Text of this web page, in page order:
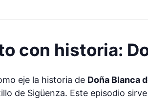
con historia:
eje la historia de Doña Blanca
de Sigüenza. Este episodio